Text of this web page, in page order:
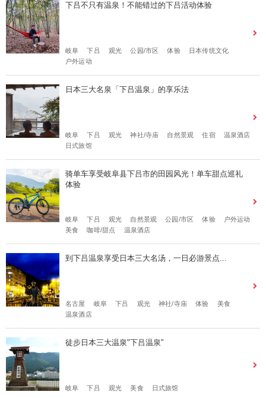
下吕不只有温泉！不能错过的下吕活动体验
岐阜 下吕 观光 公园/市区 体验
日本传统文化
户外运动
日本三大名泉「下吕温泉」的享乐法
岐阜 下吕 观光 神社/寺庙 自然景观 住宿
温泉酒店
日式旅馆
骑单车享受岐阜县下吕市的田园风光！单车甜点巡礼
体验
岐阜 下吕 观光 自然景观 公园/市区 体验
户外运动
美食
咖啡/甜点 温泉酒店
到下吕温泉享受日本三大名汤，一日必游景点...
名古屋 岐阜 下吕 观光 神社/寺庙 体验
美食
温泉酒店
徒步日本三大温泉"下吕温泉"
岐阜 下吕 观光 美食 日式旅馆